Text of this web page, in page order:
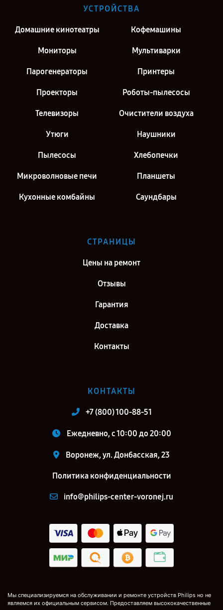
Ремонт очистителя воздуха Philips в г. Москва
УСТРОЙСТВА
Домашние кинотеатры Кофемашины
Мониторы Мультиварки
Парогенераторы Принтеры
Проекторы Роботы-пылесосы
Телевизоры Очистители воздуха
Утюги Наушники
Пылесосы Хлебопечки
Микроволновые печи Планшеты
Кухонные комбайны Саундбары
СТРАНИЦЫ
Цены на ремонт
Отзывы
Гарантия
Доставка
Контакты
КОНТАКТЫ
+7 (800) 100-88-51
Ежедневно, с 10:00 до 20:00
Воронеж, ул. Донбасская, 23
Политика конфиденциальности
info@philips-center-voronej.ru
Мы специализируемся на обслуживании и ремонте устройств Philips но не
являемся их официальным сервисом. Предоставляем высококачественные